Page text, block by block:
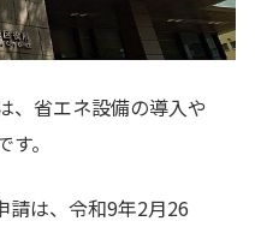
、省エネ設備の導入や
。
請は、令和9年2月26